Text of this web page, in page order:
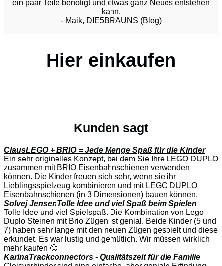
ein paar Teile benötigt und etwas ganz Neues entstehen
kann.
- Maik, DIE5BRAUNS (Blog)
Hier einkaufen
Kunden sagt
ClausLEGO + BRIO = Jede Menge Spaß für die Kinder
Ein sehr originelles Konzept, bei dem Sie Ihre LEGO DUPLO
zusammen mit BRIO Eisenbahnschienen verwenden
können. Die Kinder freuen sich sehr, wenn sie ihr
Lieblingsspielzeug kombinieren und mit LEGO DUPLO
Eisenbahnschienen (in 3 Dimensionen) bauen können.
Solvej JensenTolle Idee und viel Spaß beim Spielen
Tolle Idee und viel Spielspaß. Die Kombination von Lego
Duplo Steinen mit Brio Zügen ist genial. Beide Kinder (5 und
7) haben sehr lange mit den neuen Zügen gespielt und diese
erkundet. Es war lustig und gemütlich. Wir müssen wirklich
mehr kaufen 🙂
KarinaTrackconnectors - Qualitätszeit für die Familie